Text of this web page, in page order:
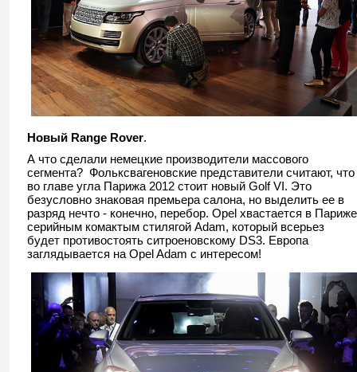
Новый Range Rover.
А что сделали немецкие производители массового
сегмента? Фольксвагеновские представители считают, что
во главе угла Парижа 2012 стоит новый Golf VI. Это
безусловно знаковая премьера салона, но выделить ее в
разряд нечто - конечно, перебор. Opel хвастается в Париже
серийным комактым стилягой Adam, который всерьез
будет противостоять ситроеновскому DS3. Европа
заглядывается на Opel Adam с интересом!